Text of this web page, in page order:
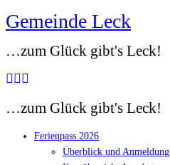
Zum
springen
Gemeinde Leck
…zum Glück gibt's Leck!
…zum Glück gibt's Leck!
Ferienpass 2026
Überblick und Anmeldung